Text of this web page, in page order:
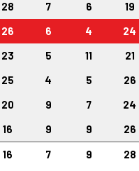
28 7 6 19
26 6 4 24
23 5 11 21
25 4 5 26
20 9 7 24
16 9 9 26
16 7 9 28